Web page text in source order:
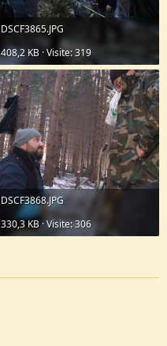
DSCF3865.JPG
408,2 KB · Visite: 319
DSCF3868.JPG
330,3 KB · Visite: 306